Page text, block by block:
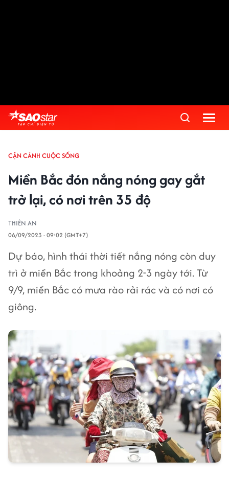
CẬN CẢNH CUỘC SỐNG
Miền Bắc đón nắng nóng gay gắt
trở lại, có nơi trên 35 độ
THIÊN AN
06/09/2023 - 09:02 (GMT+7)
Dự báo, hình thái thời tiết nắng nóng còn duy
trì ở miền Bắc trong khoảng 2-3 ngày tới. Từ
9/9, miền Bắc có mưa rào rải rác và có nơi có
giông.